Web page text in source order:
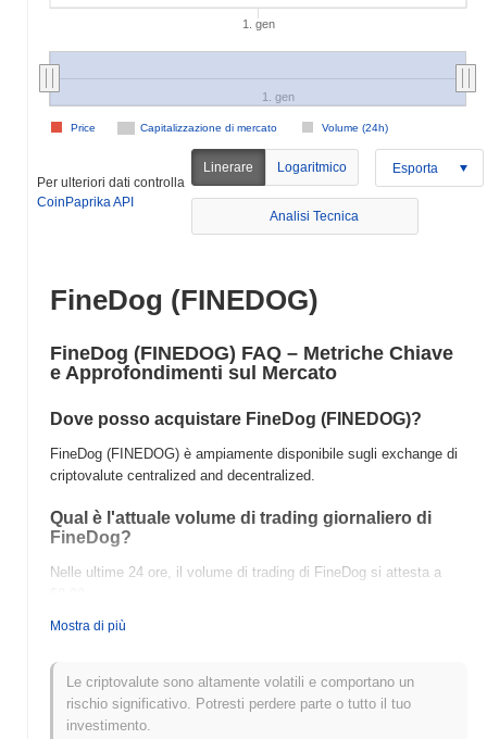
1. gen
Capitalizzazione di mercato Volume (24h)
Price
1. gen
Per ulteriori dati controlla
CoinPaprika API
Linerare Logaritmico Esporta
Analisi Tecnica
FineDog (FINEDOG)
FineDog (FINEDOG) FAQ – Metriche Chiave
e Approfondimenti sul Mercato
Dove posso acquistare FineDog (FINEDOG)?
FineDog (FINEDOG) è ampiamente disponibile sugli exchange di
criptovalute centralized and decentralized.
Qual è l'attuale volume di trading giornaliero di
FineDog?
Nelle ultime 24 ore, il volume di trading di FineDog si attesta a
Qual è lo storico della fascia di prezzo di FineDog?
Massimo Storico (ATH):
Minimo Storico (ATL):
Mostra di più
Le criptovalute sono altamente volatili e comportano un
rischio significativo. Potresti perdere parte o tutto il tuo
investimento.